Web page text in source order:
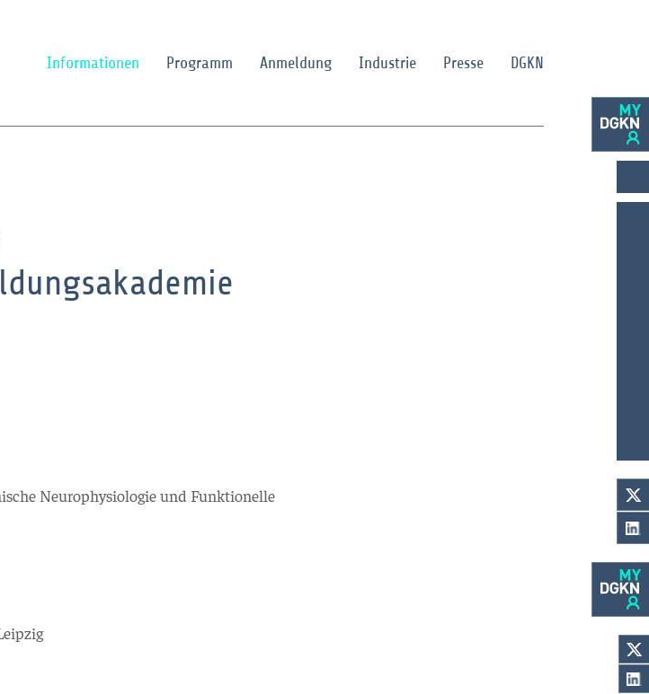
Informationen Programm Anmeldung Industrie Presse DGKN
Neurophysiologie und Funktionelle